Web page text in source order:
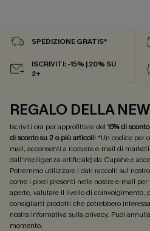
SPEDIZIONE GRATIS*
ISCRIVITI: -15% | 20% SU
2+
REGALO DELLA
Iscriviti ora per approfittare del 15% di
di sconto su 2 o più articoli! *Un codice per
mail, acconsenti a ricevere e-mail di
dall'intelligenza artificiale) da Cupshe e
Potremmo utilizzare i dati raccolti sul
come i pixel presenti nelle nostre e-mail
aperte, valutare il livello di coinvolgimento,
consigliarti prodotti che potrebbero
nostra Informativa sulla privacy. Puoi
momento.